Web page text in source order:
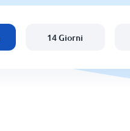
14 Giorni